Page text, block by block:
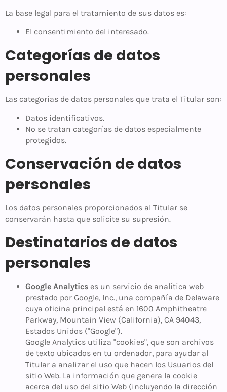
La base legal para el tratamiento de sus datos es:
El consentimiento del interesado.
Categorías de datos
personales
Las categorías de datos personales que trata el Titular son:
Datos identificativos.
No se tratan categorías de datos especialmente
protegidos.
Conservación de datos
personales
Los datos personales proporcionados al Titular se
conservarán hasta que solicite su supresión.
Destinatarios de datos
personales
Google Analytics es un servicio de analítica web
prestado por Google, Inc., una compañía de Delaware
cuya oficina principal está en 1600 Amphitheatre
Parkway, Mountain View (California), CA 94043,
Estados Unidos ("Google").
Google Analytics utiliza "cookies", que son archivos
de texto ubicados en tu ordenador, para ayudar al
Titular a analizar el uso que hacen los Usuarios del
sitio Web. La información que genera la cookie
acerca del uso del sitio Web (incluyendo la dirección